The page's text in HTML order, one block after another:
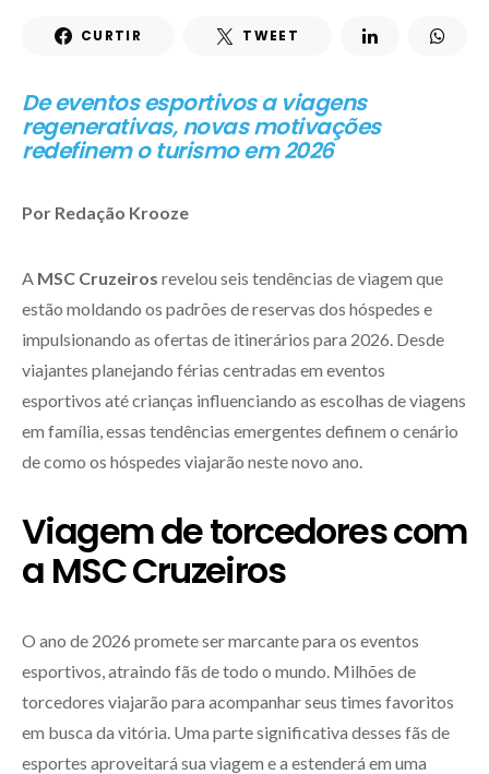
CURTIR TWEET
De eventos esportivos a viagens
regenerativas, novas motivações
redefinem o turismo em 2026
Por Redação Krooze
A MSC Cruzeiros revelou seis tendências de viagem que
estão moldando os padrões de reservas dos hóspedes e
impulsionando as ofertas de itinerários para 2026. Desde
viajantes planejando férias centradas em eventos
esportivos até crianças influenciando as escolhas de viagens
em família, essas tendências emergentes definem o cenário
de como os hóspedes viajarão neste novo ano.
Viagem de torcedores com
a MSC Cruzeiros
O ano de 2026 promete ser marcante para os eventos
esportivos, atraindo fãs de todo o mundo. Milhões de
torcedores viajarão para acompanhar seus times favoritos
em busca da vitória. Uma parte significativa desses fãs de
esportes aproveitará sua viagem e a estenderá em uma